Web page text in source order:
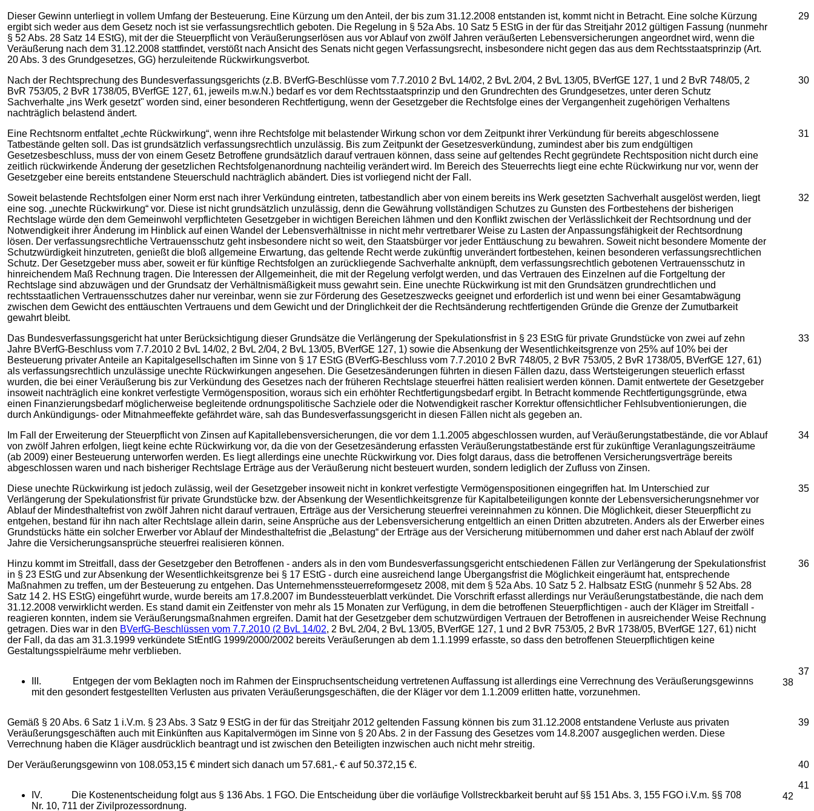
29
Dieser Gewinn unterliegt in vollem Umfang der Besteuerung. Eine Kürzung um den Anteil, der bis zum 31.12.2008 entstanden ist, kommt nicht in Betracht. Eine solche Kürzung
ergibt sich weder aus dem Gesetz noch ist sie verfassungsrechtlich geboten. Die Regelung in § 52a Abs. 10 Satz 5 EStG in der für das Streitjahr 2012 gültigen Fassung (nunmehr
§ 52 Abs. 28 Satz 14 EStG), mit der die Steuerpflicht von Veräußerungserlösen aus vor Ablauf von zwölf Jahren veräußerten Lebensversicherungen angeordnet wird, wenn die
Veräußerung nach dem 31.12.2008 stattfindet, verstößt nach Ansicht des Senats nicht gegen Verfassungsrecht, insbesondere nicht gegen das aus dem Rechtsstaatsprinzip (Art.
20 Abs. 3 des Grundgesetzes, GG) herzuleitende Rückwirkungsverbot.
30
Nach der Rechtsprechung des Bundesverfassungsgerichts (z.B. BVerfG-Beschlüsse vom 7.7.2010 2 BvL 14/02, 2 BvL 2/04, 2 BvL 13/05, BVerfGE 127, 1 und 2 BvR 748/05, 2
BvR 753/05, 2 BvR 1738/05, BVerfGE 127, 61, jeweils m.w.N.) bedarf es vor dem Rechtsstaatsprinzip und den Grundrechten des Grundgesetzes, unter deren Schutz
Sachverhalte „ins Werk gesetzt" worden sind, einer besonderen Rechtfertigung, wenn der Gesetzgeber die Rechtsfolge eines der Vergangenheit zugehörigen Verhaltens
nachträglich belastend ändert.
31
Eine Rechtsnorm entfaltet „echte Rückwirkung“, wenn ihre Rechtsfolge mit belastender Wirkung schon vor dem Zeitpunkt ihrer Verkündung für bereits abgeschlossene
Tatbestände gelten soll. Das ist grundsätzlich verfassungsrechtlich unzulässig. Bis zum Zeitpunkt der Gesetzesverkündung, zumindest aber bis zum endgültigen
Gesetzesbeschluss, muss der von einem Gesetz Betroffene grundsätzlich darauf vertrauen können, dass seine auf geltendes Recht gegründete Rechtsposition nicht durch eine
zeitlich rückwirkende Änderung der gesetzlichen Rechtsfolgenanordnung nachteilig verändert wird. Im Bereich des Steuerrechts liegt eine echte Rückwirkung nur vor, wenn der
Gesetzgeber eine bereits entstandene Steuerschuld nachträglich abändert. Dies ist vorliegend nicht der Fall.
32
Soweit belastende Rechtsfolgen einer Norm erst nach ihrer Verkündung eintreten, tatbestandlich aber von einem bereits ins Werk gesetzten Sachverhalt ausgelöst werden, liegt
eine sog. „unechte Rückwirkung“ vor. Diese ist nicht grundsätzlich unzulässig, denn die Gewährung vollständigen Schutzes zu Gunsten des Fortbestehens der bisherigen
Rechtslage würde den dem Gemeinwohl verpflichteten Gesetzgeber in wichtigen Bereichen lähmen und den Konflikt zwischen der Verlässlichkeit der Rechtsordnung und der
Notwendigkeit ihrer Änderung im Hinblick auf einen Wandel der Lebensverhältnisse in nicht mehr vertretbarer Weise zu Lasten der Anpassungsfähigkeit der Rechtsordnung
lösen. Der verfassungsrechtliche Vertrauensschutz geht insbesondere nicht so weit, den Staatsbürger vor jeder Enttäuschung zu bewahren. Soweit nicht besondere Momente der
Schutzwürdigkeit hinzutreten, genießt die bloß allgemeine Erwartung, das geltende Recht werde zukünftig unverändert fortbestehen, keinen besonderen verfassungsrechtlichen
Schutz. Der Gesetzgeber muss aber, soweit er für künftige Rechtsfolgen an zurückliegende Sachverhalte anknüpft, dem verfassungsrechtlich gebotenen Vertrauensschutz in
hinreichendem Maß Rechnung tragen. Die Interessen der Allgemeinheit, die mit der Regelung verfolgt werden, und das Vertrauen des Einzelnen auf die Fortgeltung der
Rechtslage sind abzuwägen und der Grundsatz der Verhältnismäßigkeit muss gewahrt sein. Eine unechte Rückwirkung ist mit den Grundsätzen grundrechtlichen und
rechtsstaatlichen Vertrauensschutzes daher nur vereinbar, wenn sie zur Förderung des Gesetzeszwecks geeignet und erforderlich ist und wenn bei einer Gesamtabwägung
zwischen dem Gewicht des enttäuschten Vertrauens und dem Gewicht und der Dringlichkeit der die Rechtsänderung rechtfertigenden Gründe die Grenze der Zumutbarkeit
gewahrt bleibt.
33
Das Bundesverfassungsgericht hat unter Berücksichtigung dieser Grundsätze die Verlängerung der Spekulationsfrist in § 23 EStG für private Grundstücke von zwei auf zehn
Jahre BVerfG-Beschluss vom 7.7.2010 2 BvL 14/02, 2 BvL 2/04, 2 BvL 13/05, BVerfGE 127, 1) sowie die Absenkung der Wesentlichkeitsgrenze von 25% auf 10% bei der
Besteuerung privater Anteile an Kapitalgesellschaften im Sinne von § 17 EStG (BVerfG-Beschluss vom 7.7.2010 2 BvR 748/05, 2 BvR 753/05, 2 BvR 1738/05, BVerfGE 127, 61)
als verfassungsrechtlich unzulässige unechte Rückwirkungen angesehen. Die Gesetzesänderungen führten in diesen Fällen dazu, dass Wertsteigerungen steuerlich erfasst
wurden, die bei einer Veräußerung bis zur Verkündung des Gesetzes nach der früheren Rechtslage steuerfrei hätten realisiert werden können. Damit entwertete der Gesetzgeber
insoweit nachträglich eine konkret verfestigte Vermögensposition, woraus sich ein erhöhter Rechtfertigungsbedarf ergibt. In Betracht kommende Rechtfertigungsgründe, etwa
einen Finanzierungsbedarf möglicherweise begleitende ordnungspolitische Sachziele oder die Notwendigkeit rascher Korrektur offensichtlicher Fehlsubventionierungen, die
durch Ankündigungs- oder Mitnahmeeffekte gefährdet wäre, sah das Bundesverfassungsgericht in diesen Fällen nicht als gegeben an.
34
Im Fall der Erweiterung der Steuerpflicht von Zinsen auf Kapitallebensversicherungen, die vor dem 1.1.2005 abgeschlossen wurden, auf Veräußerungstatbestände, die vor Ablauf
von zwölf Jahren erfolgen, liegt keine echte Rückwirkung vor, da die von der Gesetzesänderung erfassten Veräußerungstatbestände erst für zukünftige Veranlagungszeiträume
(ab 2009) einer Besteuerung unterworfen werden. Es liegt allerdings eine unechte Rückwirkung vor. Dies folgt daraus, dass die betroffenen Versicherungsverträge bereits
abgeschlossen waren und nach bisheriger Rechtslage Erträge aus der Veräußerung nicht besteuert wurden, sondern lediglich der Zufluss von Zinsen.
35
Diese unechte Rückwirkung ist jedoch zulässig, weil der Gesetzgeber insoweit nicht in konkret verfestigte Vermögenspositionen eingegriffen hat. Im Unterschied zur
Verlängerung der Spekulationsfrist für private Grundstücke bzw. der Absenkung der Wesentlichkeitsgrenze für Kapitalbeteiligungen konnte der Lebensversicherungsnehmer vor
Ablauf der Mindesthaltefrist von zwölf Jahren nicht darauf vertrauen, Erträge aus der Versicherung steuerfrei vereinnahmen zu können. Die Möglichkeit, dieser Steuerpflicht zu
entgehen, bestand für ihn nach alter Rechtslage allein darin, seine Ansprüche aus der Lebensversicherung entgeltlich an einen Dritten abzutreten. Anders als der Erwerber eines
Grundstücks hätte ein solcher Erwerber vor Ablauf der Mindesthaltefrist die „Belastung“ der Erträge aus der Versicherung mitübernommen und daher erst nach Ablauf der zwölf
Jahre die Versicherungsansprüche steuerfrei realisieren können.
36
Hinzu kommt im Streitfall, dass der Gesetzgeber den Betroffenen - anders als in den vom Bundesverfassungsgericht entschiedenen Fällen zur Verlängerung der Spekulationsfrist
in § 23 EStG und zur Absenkung der Wesentlichkeitsgrenze bei § 17 EStG - durch eine ausreichend lange Übergangsfrist die Möglichkeit eingeräumt hat, entsprechende
Maßnahmen zu treffen, um der Besteuerung zu entgehen. Das Unternehmenssteuerreformgesetz 2008, mit dem § 52a Abs. 10 Satz 5 2. Halbsatz EStG (nunmehr § 52 Abs. 28
Satz 14 2. HS EStG) eingeführt wurde, wurde bereits am 17.8.2007 im Bundessteuerblatt verkündet. Die Vorschrift erfasst allerdings nur Veräußerungstatbestände, die nach dem
31.12.2008 verwirklicht werden. Es stand damit ein Zeitfenster von mehr als 15 Monaten zur Verfügung, in dem die betroffenen Steuerpflichtigen - auch der Kläger im Streitfall -
reagieren konnten, indem sie Veräußerungsmaßnahmen ergreifen. Damit hat der Gesetzgeber dem schutzwürdigen Vertrauen der Betroffenen in ausreichender Weise Rechnung
getragen. Dies war in den BVerfG-Beschlüssen vom 7.7.2010 (2 BvL 14/02, 2 BvL 2/04, 2 BvL 13/05, BVerfGE 127, 1 und 2 BvR 753/05, 2 BvR 1738/05, BVerfGE 127, 61) nicht
der Fall, da das am 31.3.1999 verkündete StEntlG 1999/2000/2002 bereits Veräußerungen ab dem 1.1.1999 erfasste, so dass den betroffenen Steuerpflichtigen keine
Gestaltungsspielräume mehr verblieben.
37
38
III. Entgegen der vom Beklagten noch im Rahmen der Einspruchsentscheidung vertretenen Auffassung ist allerdings eine Verrechnung des Veräußerungsgewinns
mit den gesondert festgestellten Verlusten aus privaten Veräußerungsgeschäften, die der Kläger vor dem 1.1.2009 erlitten hatte, vorzunehmen.
39
Gemäß § 20 Abs. 6 Satz 1 i.V.m. § 23 Abs. 3 Satz 9 EStG in der für das Streitjahr 2012 geltenden Fassung können bis zum 31.12.2008 entstandene Verluste aus privaten
Veräußerungsgeschäften auch mit Einkünften aus Kapitalvermögen im Sinne von § 20 Abs. 2 in der Fassung des Gesetzes vom 14.8.2007 ausgeglichen werden. Diese
Verrechnung haben die Kläger ausdrücklich beantragt und ist zwischen den Beteiligten inzwischen auch nicht mehr streitig.
40
Der Veräußerungsgewinn von 108.053,15 € mindert sich danach um 57.681,- € auf 50.372,15 €.
41
42
IV. Die Kostenentscheidung folgt aus § 136 Abs. 1 FGO. Die Entscheidung über die vorläufige Vollstreckbarkeit beruht auf §§ 151 Abs. 3, 155 FGO i.V.m. §§ 708
Nr. 10, 711 der Zivilprozessordnung.